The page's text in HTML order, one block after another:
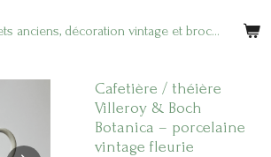
Objets anciens, décoration vintage et brocante en ligne
Cafetière / théière
Villeroy & Boch
Botanica – porcelaine
vintage fleurie